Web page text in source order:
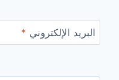
البريد الإلكتروني *